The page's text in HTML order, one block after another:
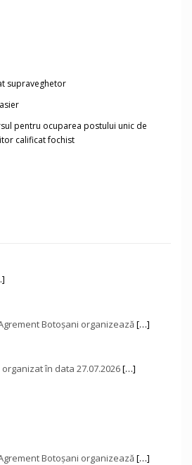
supraveghetor
pentru ocuparea postului unic de
calificat fochist
Botoşani organizează[…]
în data 27.07.2026[…]
Botoşani organizează[…]